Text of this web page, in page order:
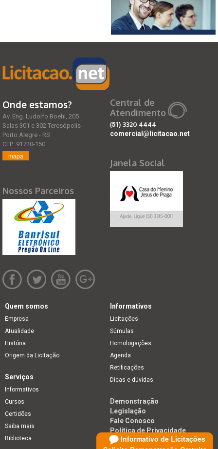
Informativo de Licitações
Onde estamos?
Av. Eng. Ludolfo Boehl, 205
Salas 301 e 302 Teresópolis
Porto Alegre - RS
CEP: 91720-150
mapa
Nossos Parceiros
Central de
Atendimento
(51) 3320 4444
comercial@licitacao.net
Janela Social
Quem somos
Empresa
Atualidade
História
Origem da Licitação
Informativos
Licitações
Súmulas
Homologações
Agenda
Retificações
Dicas e dúvidas
Serviços
Informativos
Cursos
Certidões
Saiba mais
Biblioteca
Demonstração
Legislação
Fale Conosco
Política de Privacidade